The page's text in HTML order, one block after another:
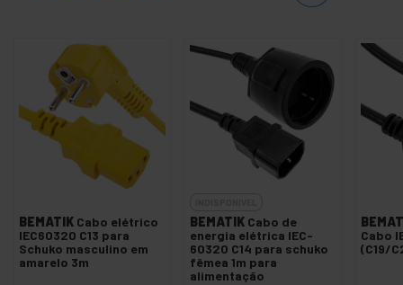
BEMATIK Cabo elétrico
IEC60320 C13 para
Schuko masculino em
amarelo 3m
BEMATIK Cabo de
energia elétrica IEC-
60320 C14 para schuko
fêmea 1m para
alimentação
Cabo
(C19/